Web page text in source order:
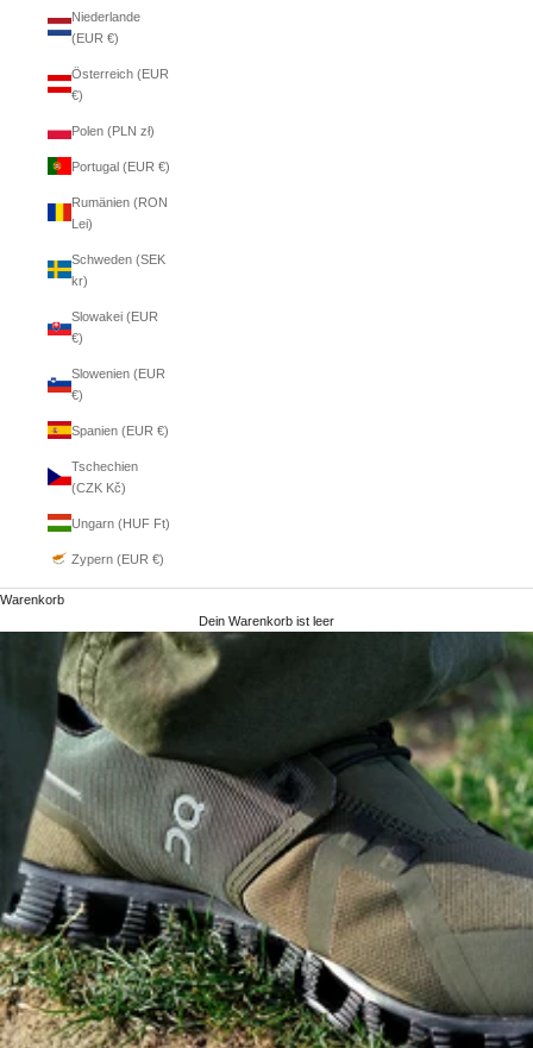
Niederlande
(EUR €)
Österreich (EUR
€)
Polen (PLN zł)
Portugal (EUR €)
Rumänien (RON
Lei)
Schweden (SEK
kr)
Slowakei (EUR
€)
Slowenien (EUR
€)
Spanien (EUR €)
Tschechien
(CZK Kč)
Ungarn (HUF Ft)
Zypern (EUR €)
Warenkorb
Dein Warenkorb ist leer